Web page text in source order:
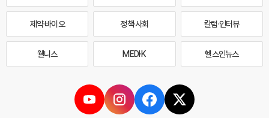
제약·바이오 정책·사회 칼럼·인터뷰
웰니스 MEDI·K 헬스인뉴스